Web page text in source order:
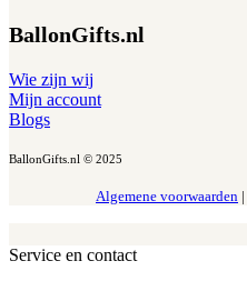
BallonGifts.nl
Wie zijn wij
Mijn account
Blogs
BallonGifts.nl © 2025
Algemene voorwaarden |
Service en contact